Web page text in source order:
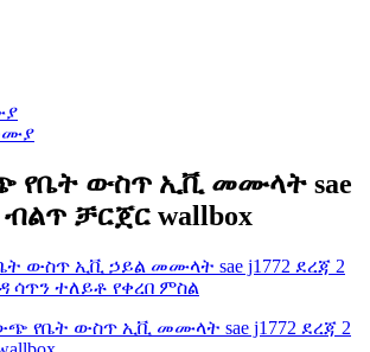
የቤት ውስጥ ኢቪ መሙላት sae
ብልጥ ቻርጀር wallbox